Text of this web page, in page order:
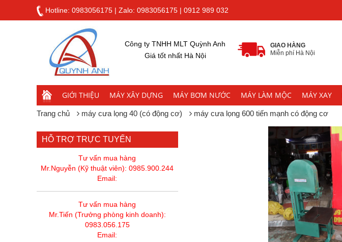
Hotline: 0983056175 | Zalo: 0983056175 | 0912 989 032
Công ty TNHH MLT Quỳnh Anh
Giá tốt nhất Hà Nội
GIAO HÀNG
Miễn phí Hà Nội
GIỚI THIỆU MÁY XÂY DỰNG MÁY BƠM NƯỚC MÁY LÀM MỘC MÁY XAY
Trang chủ máy cưa lọng 40 (có động cơ) máy cưa lọng 600 tiến mạnh có động cơ
HỖ TRỢ TRỰC TUYẾN
Tư vấn mua hàng
Mr.Nguyễn (Kỹ thuật viên): 0985.900.244
Email:
Tư vấn mua hàng
Mr.Tiến (Trưởng phòng kinh doanh):
0983.056.175
Email: